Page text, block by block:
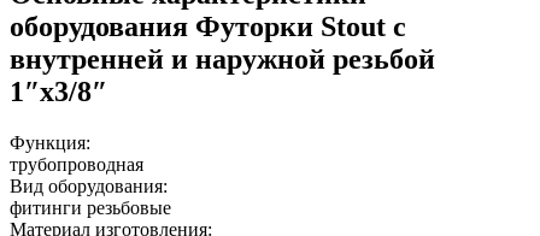
оборудования Футорки Stout с
внутренней и наружной резьбой
1″х3/8″
Функция:
трубопроводная
Вид оборудования:
фитинги резьбовые
Материал изготовления: